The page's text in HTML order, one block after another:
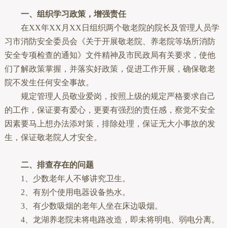
一、组织学习政策，增强责任
在XX年XX月XX日组织两个敬老院的院长及管理人员学
习市消防安全委员会《关于开展敬老院、养老院等场所消防
安全专项检查的通知》文件精神及市民政局有关要求，使他
们了解政策掌握，并落实好政策，促进工作开展，确保敬老
院不发生任何安全事故。
规定管理人员敬业爱岗，按照上级的规定严格要求自己
的工作，保证要有爱心，更要有强烈的责任感，察觉不安全
因素要马上想办法添对策，排除处理，保证无大小事故的发
生，保证敬老院人才安全。
二、排查存在的问题
1、少数老年人不够讲究卫生。
2、有别个使用电器设备热水。
3、有少数吸烟的老年人坐在床边吸烟。
4、龙湖养老院未将电路改造，即未将明电、弱电分离。